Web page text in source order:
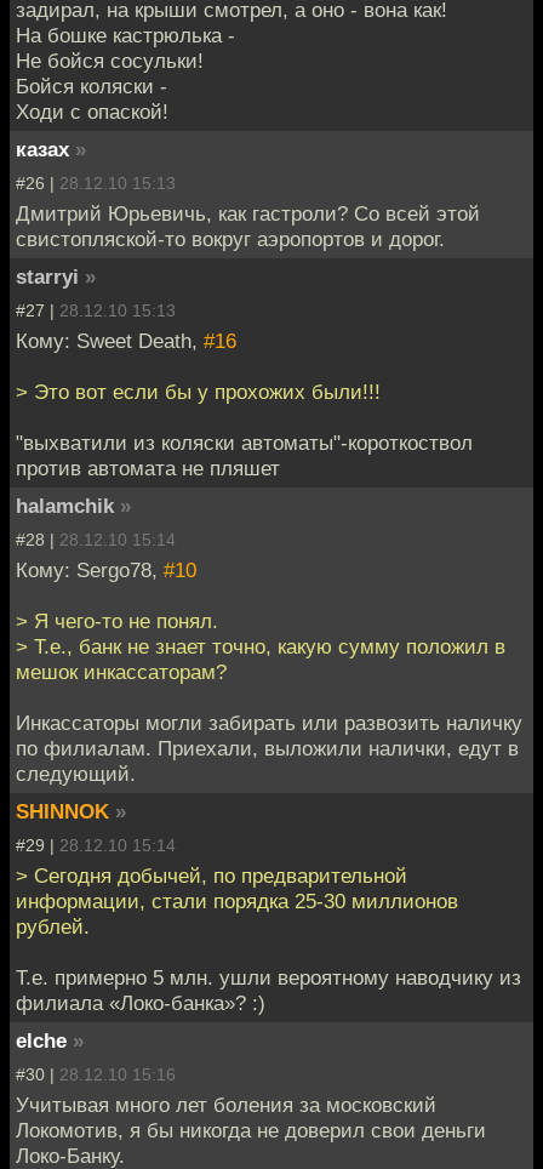
задирал, на крыши смотрел, а оно - вона как!
На бошке кастрюлька -
Не бойся сосульки!
Бойся коляски -
Ходи с опаской!
казах »
#26 | 28.12.10 15:13
Дмитрий Юрьевичь, как гастроли? Со всей этой
свистопляской-то вокруг аэропортов и дорог.
starryi »
#27 | 28.12.10 15:13
Кому: Sweet Death, #16
> Это вот если бы у прохожих были!!!
"выхватили из коляски автоматы"-короткоствол
против автомата не пляшет
halamchik »
#28 | 28.12.10 15:14
Кому: Sergo78, #10
> Я чего-то не понял.
> Т.е., банк не знает точно, какую сумму положил в
мешок инкассаторам?
Инкассаторы могли забирать или развозить наличку
по филиалам. Приехали, выложили налички, едут в
следующий.
SHINNOK »
#29 | 28.12.10 15:14
> Сегодня добычей, по предварительной
информации, стали порядка 25-30 миллионов
рублей.
Т.е. примерно 5 млн. ушли вероятному наводчику из
филиала «Локо-банка»? :)
elche »
#30 | 28.12.10 15:16
Учитывая много лет боления за московский
Локомотив, я бы никогда не доверил свои деньги
Локо-Банку.